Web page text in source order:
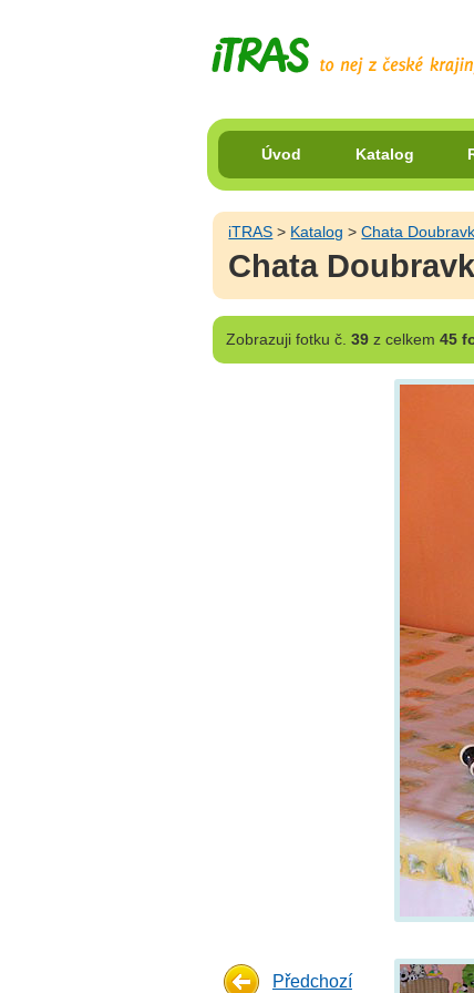
Úvod Katalog
iTRAS > Katalog >Chata
Chata
Zobrazujifotku č. 39z celkem 45
Předchozí